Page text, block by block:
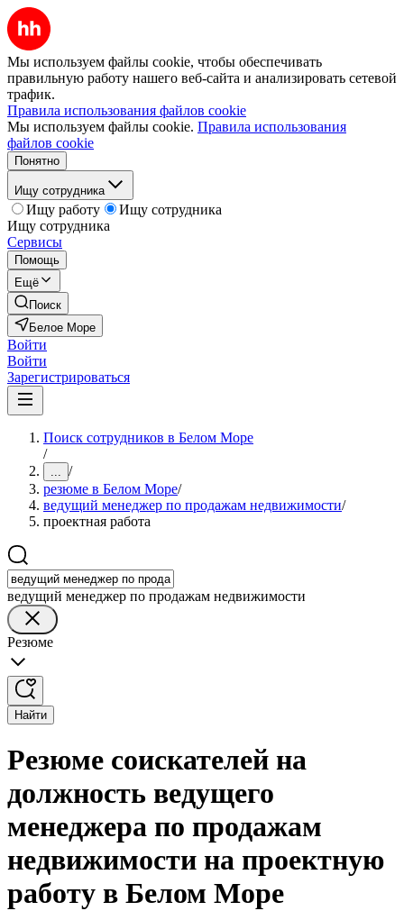
Мы используем файлы cookie, чтобы обеспечивать
правильную работу нашего веб-сайта и анализировать сетевой
трафик.
Правила использования файлов cookie
Мы используем файлы cookie. Правила использования
файлов cookie
Понятно
Ищу сотрудника
Ищу работу
Ищу сотрудника
Ищу сотрудника
Сервисы
Помощь
Ещё
Поиск
Белое Море
Войти
Войти
Зарегистрироваться
Поиск сотрудников в Белом Море
/
... /
резюме в Белом Море/
ведущий менеджер по продажам недвижимости/
проектная работа
ведущий менеджер по продажам недвижимости
Резюме
Найти
Резюме соискателей на
должность ведущего
менеджера по продажам
недвижимости на проектную
работу в Белом Море